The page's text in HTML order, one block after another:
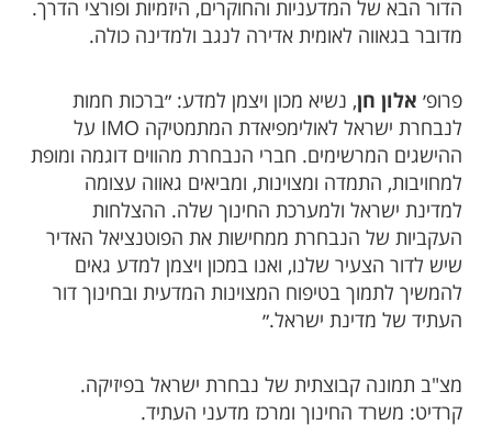
הדור הבא של המדעניות והחוקרים, היזמיות ופורצי הדרך.
מדובר בגאווה לאומית אדירה לנגב ולמדינה כולה.
פרופ׳ אלון חן, נשיא מכון ויצמן למדע: ״ברכות חמות
לנבחרת ישראל לאולימפיאדת המתמטיקה IMO על
ההישגים המרשימים. חברי הנבחרת מהווים דוגמה ומופת
למחויבות, התמדה ומצוינות, ומביאים גאווה עצומה
למדינת ישראל ולמערכת החינוך שלה. ההצלחות
העקביות של הנבחרת ממחישות את הפוטנציאל האדיר
שיש לדור הצעיר שלנו, ואנו במכון ויצמן למדע גאים
להמשיך לתמוך בטיפוח המצוינות המדעית ובחינוך דור
העתיד של מדינת ישראל.״
מצ"ב תמונה קבוצתית של נבחרת ישראל בפיזיקה.
קרדיט: משרד החינוך ומרכז מדעני העתיד.